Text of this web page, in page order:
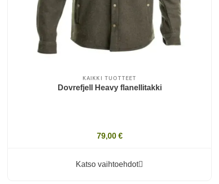
KAIKKI TUOTTEET
Dovrefjell Heavy flanellitakki
79,00 €
Katso vaihtoehdot